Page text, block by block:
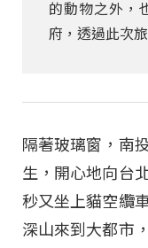
的動物之外，
府，透過此次
隔著玻璃窗，南
生，開心地向台
秒又坐上貓空纜
深山來到大都市